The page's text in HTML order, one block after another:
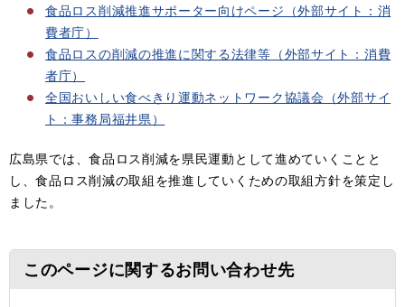
食品ロス削減推進サポーター向けページ（外部サイト：消
費者庁）
食品ロスの削減の推進に関する法律等（外部サイト：消費
者庁）
全国おいしい食べきり運動ネットワーク協議会（外部サイ
ト：事務局福井県）
広島県では、食品ロス削減を県民運動として進めていくことと
し、食品ロス削減の取組を推進していくための取組方針を策定し
ました。
このページに関するお問い合わせ先